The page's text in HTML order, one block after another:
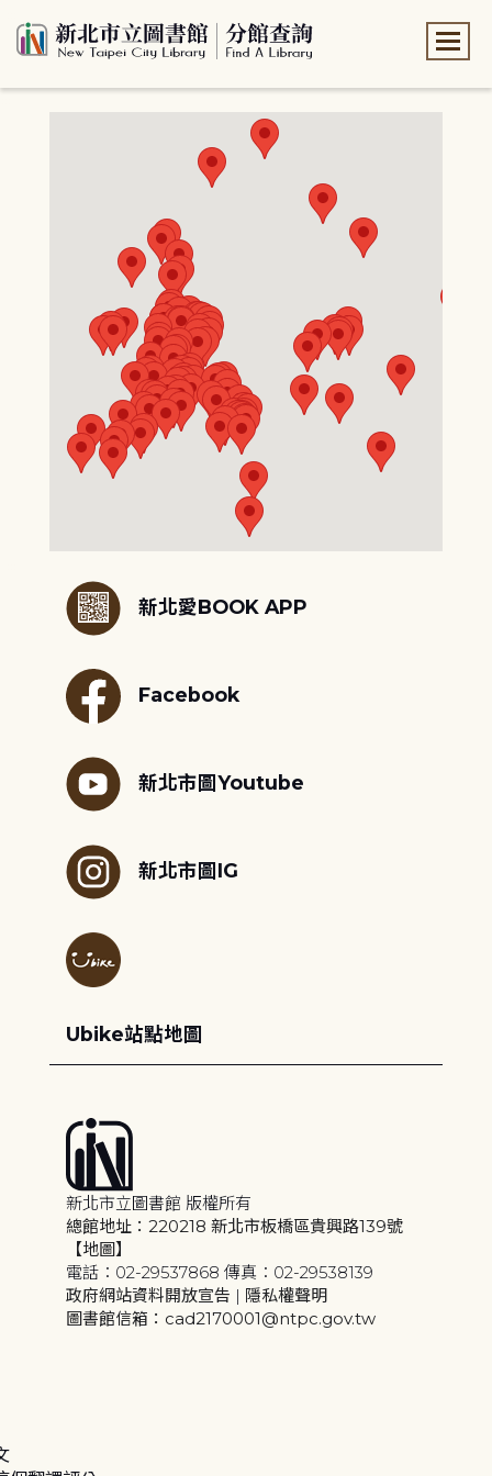
新北愛BOOK APP
Facebook
新北市圖Youtube
新北市圖IG
Ubike站點地圖
新北市立圖書館 版權所有
總館地址：220218 新北市板橋區貴興路139號
【地圖】
電話：02-29537868 傳真：02-29538139
政府網站資料開放宣告 | 隱私權聲明
圖書館信箱：cad2170001@ntpc.gov.tw